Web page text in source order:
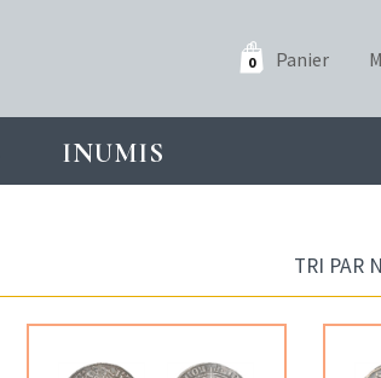
0 Panier
INUMIS